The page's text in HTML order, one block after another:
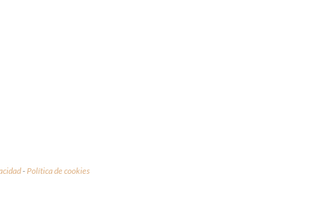
-Política de cookies